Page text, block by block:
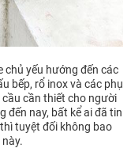
chủ yếu hướng đến các
bếp, rổ inox và các phụ
cần thiết cho người
đến nay, bất kể ai đã tin
tuyệt đối không bao